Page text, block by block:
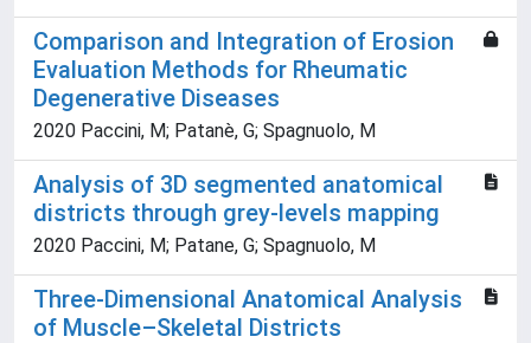
Comparison and Integration of Erosion
Evaluation Methods for Rheumatic
Degenerative Diseases
2020 Paccini, M; Patanè, G; Spagnuolo, M
Analysis of 3D segmented anatomical
districts through grey-levels mapping
2020 Paccini, M; Patane, G; Spagnuolo, M
Three-Dimensional Anatomical Analysis
of Muscle–Skeletal Districts